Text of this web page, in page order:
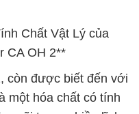
Chất Vật Lý của
CA OH 2**
còn được biết đến với
một hóa chất có tính